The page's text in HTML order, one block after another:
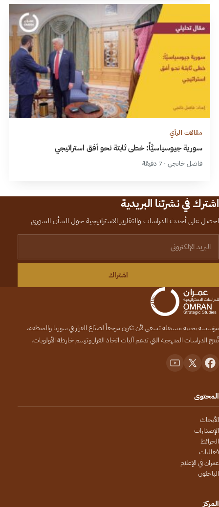
مقالات الرأي
سورية جيوسياسيَّاً: خطى ثابتة نحو أفق استراتيجي
فاضل خانجي · 7 دقيقة
اشترك في نشرتنا البريدية
احصل على أحدث الدراسات والتقارير الاستراتيجية حول الشأن السوري
اشتراك
مؤسسة بحثية مستقلة تسعى لأن تكون مرجعاً لصنّاع القرار في سوريا والمنطقة،
تُنتج الدراسات المنهجية التي تدعم آليات اتخاذ القرار وترسم خارطة الأولويات.
المحتوى
الأبحاث
الإصدارات
الخرائط
فعاليات
عمران في الإعلام
الباحثون
المركز